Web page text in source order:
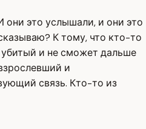
они это услышали, и они это
К тому, что кто-то
и не сможет дальше
и
связь. Кто-то из